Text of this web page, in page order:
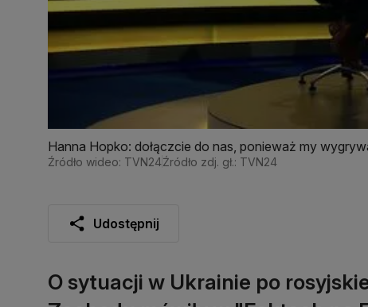
Hanna Hopko: dołączcie do nas, ponieważ my
Źródło wideo: TVN24Źródło zdj. gł.: TVN24
Udostępnij
O sytuacji w Ukrainie po